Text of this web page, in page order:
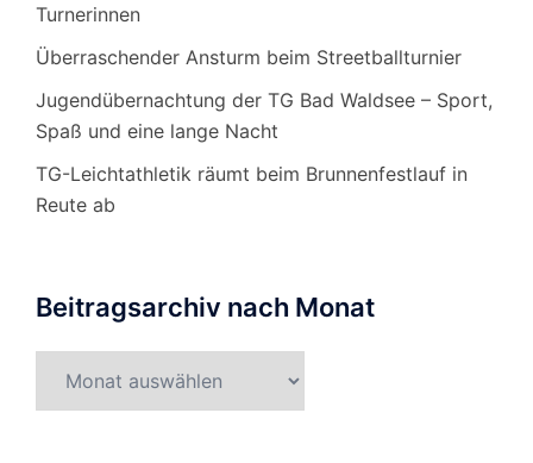
Turnerinnen
Überraschender Ansturm beim Streetballturnier
Jugendübernachtung der TG Bad Waldsee – Sport,
Spaß und eine lange Nacht
TG-Leichtathletik räumt beim Brunnenfestlauf in
Reute ab
Beitragsarchiv nach Monat
nach